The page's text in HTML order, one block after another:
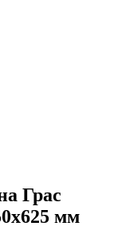
Грас
мм